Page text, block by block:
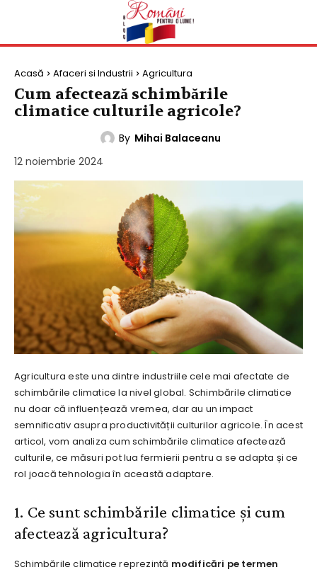
Acasă Afaceri si Industrii Agricultura
Cum afectează schimbările
climatice culturile agricole?
By Mihai Balaceanu
12 noiembrie 2024
Agricultura este una dintre industriile cele mai afectate de
schimbările climatice la nivel global. Schimbările climatice
nu doar că influențează vremea, dar au un impact
semnificativ asupra productivității culturilor agricole. În acest
articol, vom analiza cum schimbările climatice afectează
culturile, ce măsuri pot lua fermierii pentru a se adapta și ce
rol joacă tehnologia în această adaptare.
1. Ce sunt schimbările climatice și cum
afectează agricultura?
Schimbările climatice reprezintă modificări pe termen